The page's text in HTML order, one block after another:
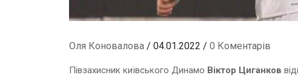
Оля Коновалова / 04.01.2022 / 0 Коментарів
Півзахисник київського Динамо Віктор Циганков